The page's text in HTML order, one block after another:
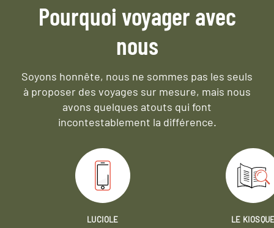
Pourquoi voyager avec
nous
Soyons honnête, nous ne sommes pas les seuls
à proposer des voyages sur mesure, mais nous
avons quelques atouts qui font
incontestablement la différence.
LUCIOLE
LE